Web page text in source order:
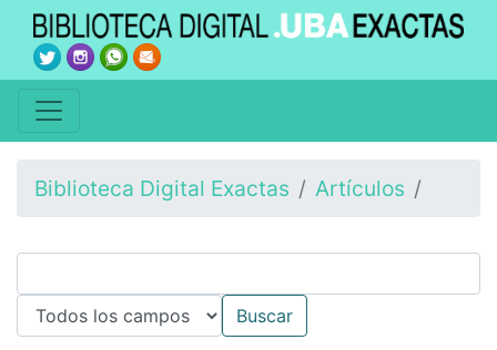
Biblioteca Digital Exactas Artículos